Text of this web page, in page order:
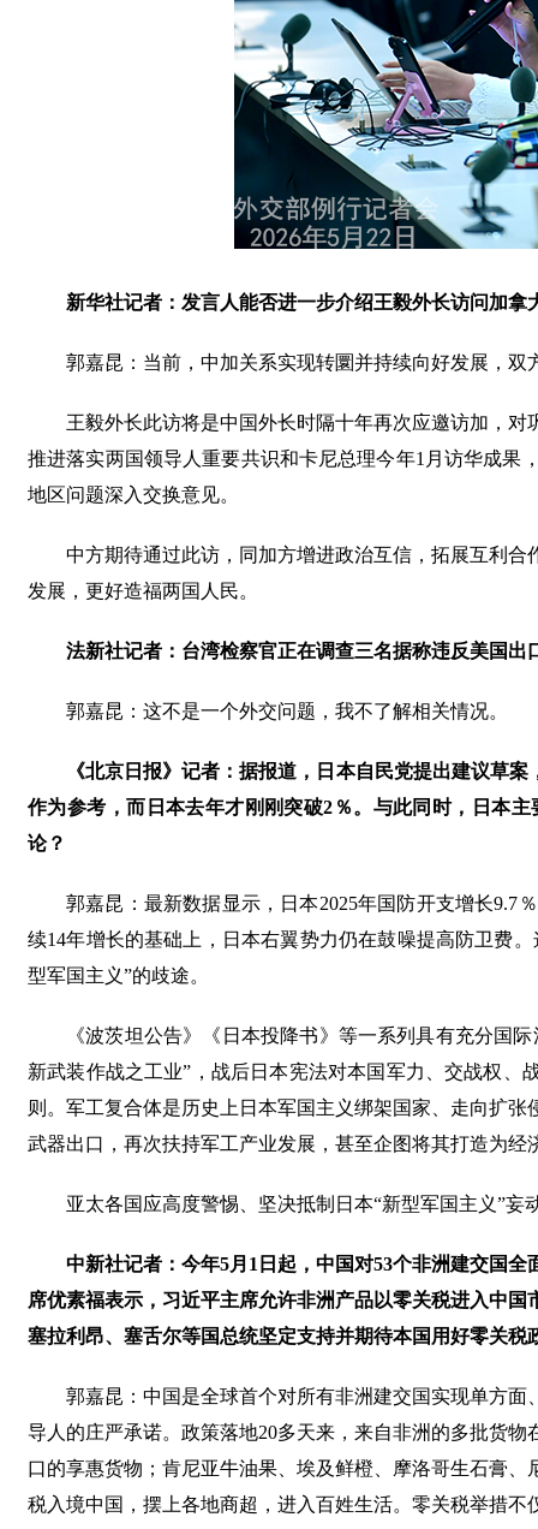
新华社记者：发言人能否进一步介绍王毅外长访问加
郭嘉昆：当前，中加关系实现转圜并持续向好发展，双
王毅外长此访将是中国外长时隔十年再次应邀访加，
推进落实两国领导人重要共识和卡尼总理今年1月访华成果
地区问题深入交换意见。
中方期待通过此访，同加方增进政治互信，拓展互利
发展，更好造福两国人民。
法新社记者：台湾检察官正在调查三名据称违反美国
郭嘉昆：这不是一个外交问题，我不了解相关情况。
《北京日报》记者：据报道，日本自民党提出建议草
作为参考，而日本去年才刚刚突破2％。与此同时，日本
论？
郭嘉昆：最新数据显示，日本2025年国防开支增长9.7
续14年增长的基础上，日本右翼势力仍在鼓噪提高防卫费
型军国主义”的歧途。
《波茨坦公告》《日本投降书》等一系列具有充分国
新武装作战之工业”，战后日本宪法对本国军力、交战权、
则。军工复合体是历史上日本军国主义绑架国家、走向扩
武器出口，再次扶持军工产业发展，甚至企图将其打造为经
亚太各国应高度警惕、坚决抵制日本“新型军国主义”妄
中新社记者：今年5月1日起，中国对53个非洲建交国
席优素福表示，习近平主席允许非洲产品以零关税进入中
塞拉利昂、塞舌尔等国总统坚定支持并期待本国用好零关
郭嘉昆：中国是全球首个对所有非洲建交国实现单方
导人的庄严承诺。政策落地20多天来，来自非洲的多批货
口的享惠货物；肯尼亚牛油果、埃及鲜橙、摩洛哥生石膏
税入境中国，摆上各地商超，进入百姓生活。零关税举措